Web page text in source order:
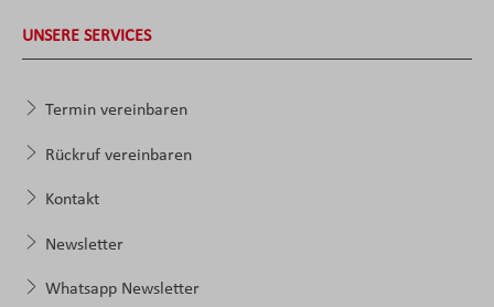
UNSERE SERVICES
Termin vereinbaren
Rückruf vereinbaren
Kontakt
Newsletter
Whatsapp Newsletter